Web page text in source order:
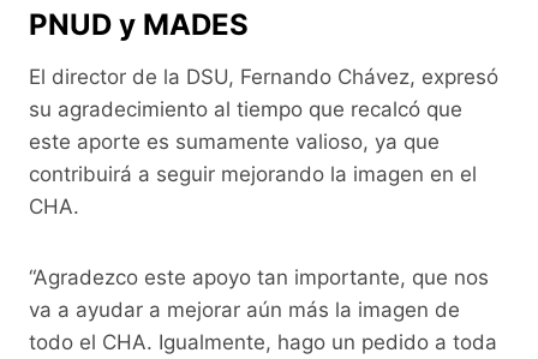
PNUD y MADES
El director de la DSU, Fernando Chávez, expresó
su agradecimiento al tiempo que recalcó que
este aporte es sumamente valioso, ya que
contribuirá a seguir mejorando la imagen en el
CHA.
“Agradezco este apoyo tan importante, que nos
va a ayudar a mejorar aún más la imagen de
todo el CHA. Igualmente, hago un pedido a toda